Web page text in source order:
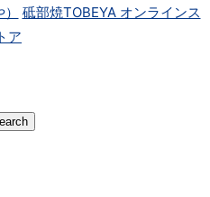
砥部焼TOBEYA オンラインス
トア